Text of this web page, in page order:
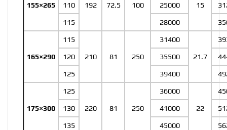
155×265 192 72.5 100 15
110 25000
115 28000
165×290
115
210 81 250
31400
21.7
120 35500
125 39400
175×300
125
220 81 250
36000
22
130 41000
135 45000